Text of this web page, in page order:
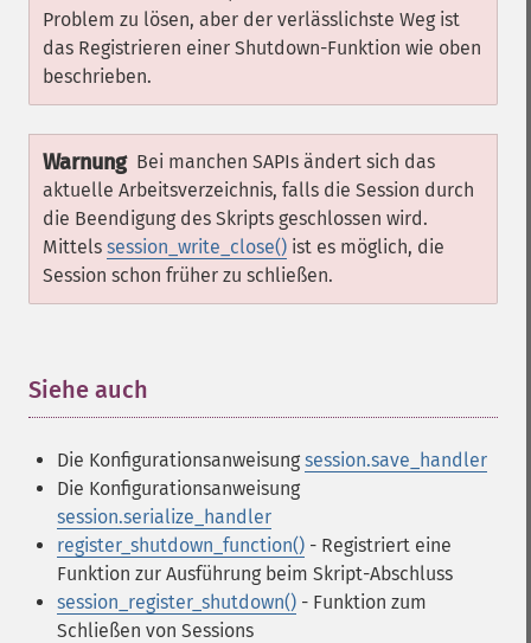
Problem zu lösen, aber der verlässlichste Weg ist
das Registrieren einer Shutdown-Funktion wie oben
beschrieben.
Warnung Bei manchen SAPIs ändert sich das
aktuelle Arbeitsverzeichnis, falls die Session durch
die Beendigung des Skripts geschlossen wird.
Mittels session_write_close() ist es möglich, die
Session schon früher zu schließen.
Siehe auch
Die Konfigurationsanweisung session.save_handler
Die Konfigurationsanweisung
session.serialize_handler
register_shutdown_function() - Registriert eine
Funktion zur Ausführung beim Skript-Abschluss
session_register_shutdown() - Funktion zum
Schließen von Sessions